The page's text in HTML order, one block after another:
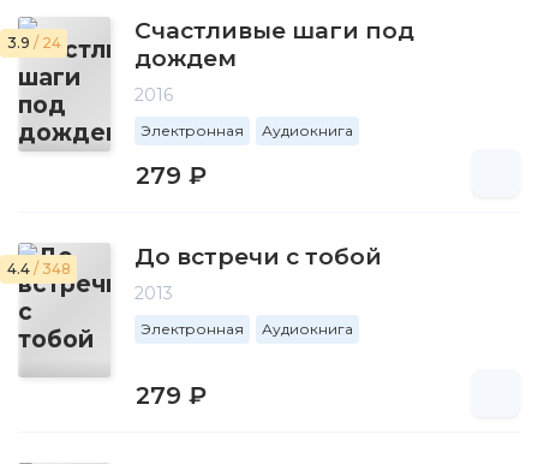
3.9 / 24
Счастливые шаги под
дождем
2016
Электронная Аудиокнига
279 ₽
4.4 / 348 До встречи с тобой
2013
Электронная Аудиокнига
279 ₽